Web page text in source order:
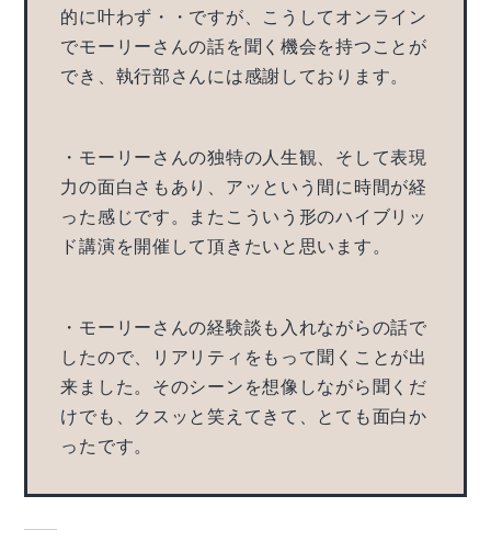
的に叶わず・・ですが、こうしてオンライン
でモーリーさんの話を聞く機会を持つことが
でき、執行部さんには感謝しております。
・モーリーさんの独特の人生観、そして表現
力の面白さもあり、アッという間に時間が経
った感じです。またこういう形のハイブリッ
ド講演を開催して頂きたいと思います。
・モーリーさんの経験談も入れながらの話で
したので、リアリティをもって聞くことが出
来ました。そのシーンを想像しながら聞くだ
けでも、クスッと笑えてきて、とても面白か
ったです。